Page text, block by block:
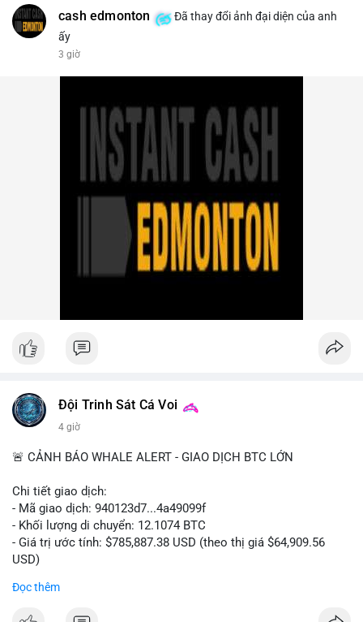
tháng. NEAR giảm 4,1% xuống 1,5910 USD, chịu áp lực bán
mạnh.
tượng. Trump Media hủy thỏa thuận kho dự trữ CRO trị giá
nhiều tỷ USD, khiến CRO giảm mạnh.
- Tổ chức & Công nghệ: Bybit khởi kiện Triều Tiên và Lazarus
Group vụ hack 1,5 tỷ USD, đã nhận lệnh đóng băng tài sản.
Circle mở rộng USDC lên OKX qua X Layer. BitGo IPO thành
công ở mức 18 USD/cổ phiếu, định giá 2 tỷ USD.
Nhà đầu tư nên theo dõi sát dòng tiền cá voi khi xuất hiện
nhiều giao dịch lớn (từ 4 BTC đến 210 BTC) trong ngày, ưu tiên
Xem chi tiết các bài viết đầy đủ tại dòng thời gian của Vlike.vn!
#ofacsanctions
cash edmonton
Đã thay đổi ảnh đại diện của anh
ấy
3 giờ
Đội Trinh Sát Cá Voi
4 giờ
🚨 CẢNH BÁO WHALE ALERT - GIAO DỊCH BTC LỚN
Chi tiết giao dịch:
- Mã giao dịch: 940123d7...4a49099f
- Khối lượng di chuyển: 12.1074 BTC
- Giá trị ước tính: $785,887.38 USD (theo thị giá $64,909.56
USD)
Đọc thêm